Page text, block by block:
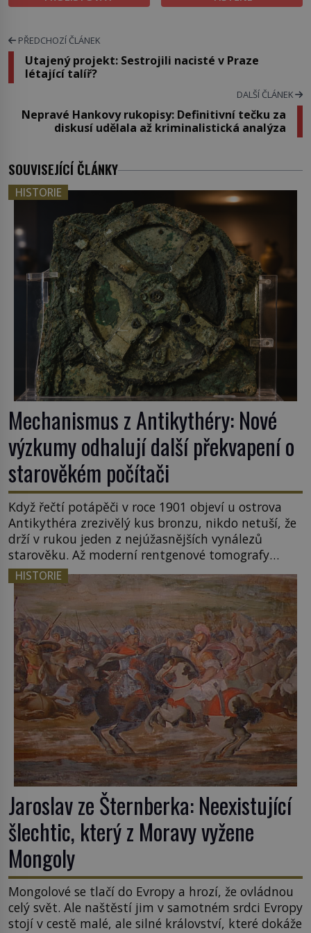
PŘEDCHOZÍ ČLÁNEK
Utajený projekt: Sestrojili nacisté v Praze
létající talíř?
DALŠÍ ČLÁNEK
Nepravé Hankovy rukopisy: Definitivní tečku za
diskusí udělala až kriminalistická analýza
SOUVISEJÍCÍ ČLÁNKY
HISTORIE
Mechanismus z Antikythéry: Nové
výzkumy odhalují další překvapení o
starověkém počítači
Když řečtí potápěči v roce 1901 objeví u ostrova
Antikythéra zrezivělý kus bronzu, nikdo netuší, že
drží v rukou jeden z nejúžasnějších vynálezů
starověku. Až moderní rentgenové tomografy
odhalí desítky ozubených kol ukrytých uvnitř.
Mechanismus z Antikythéry je dnes považován za
nejstarší známý analogový počítač na světě. Přesto
ani po více než sto letech výzkumu […]
HISTORIE
Jaroslav ze Šternberka: Neexistující
šlechtic, který z Moravy vyžene
Mongoly
Mongolové se tlačí do Evropy a hrozí, že ovládnou
celý svět. Ale naštěstí jim v samotném srdci Evropy
stojí v cestě malé, ale silné království, které dokáže